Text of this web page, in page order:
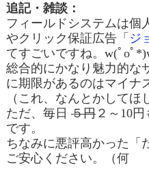
追記・雑談：
フィールドシステムは個
やクリック保証広告「 ジ
てすごいですね。w(ﾟoﾟ
総合的にかなり魅力的な
に期限があるのはマイナ
（これ、なんとかしてほ
ただ、毎日 ５円 ２～10
です。
ちなみに悪評高かった「
ご安心ください。（何